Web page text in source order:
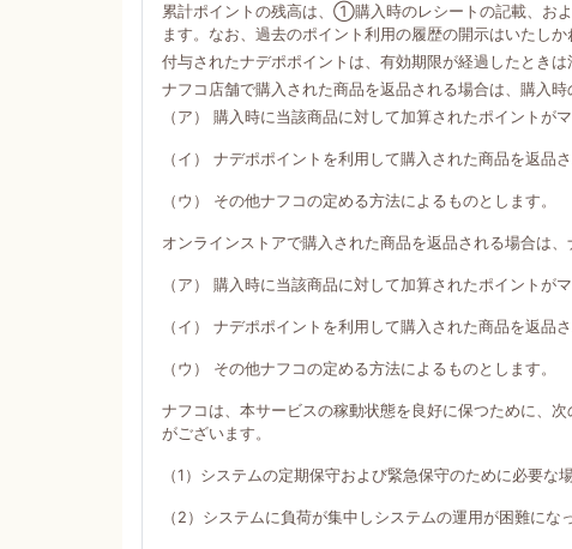
累計ポイントの残高は、①購入時のレシートの記載、お
ます。なお、過去のポイント利用の履歴の開示はいたしか
付与されたナデポポイントは、有効期限が経過したとき
ナフコ店舗で購入された商品を返品される場合は、購入
（ア） 購入時に当該商品に対して加算されたポイントが
（イ） ナデポポイントを利用して購入された商品を返品
（ウ） その他ナフコの定める方法によるものとします。
オンラインストアで購入された商品を返品される場合は
（ア） 購入時に当該商品に対して加算されたポイントが
（イ） ナデポポイントを利用して購入された商品を返品
（ウ） その他ナフコの定める方法によるものとします。
ナフコは、本サービスの稼動状態を良好に保つために、
がございます。
（1）システムの定期保守および緊急保守のために必要な
（2）システムに負荷が集中しシステムの運用が困難にな